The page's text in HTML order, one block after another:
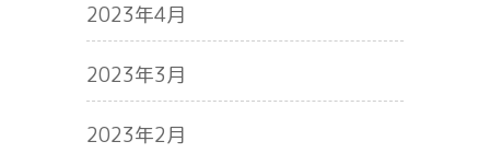
2023年4月
2023年3月
2023年2月